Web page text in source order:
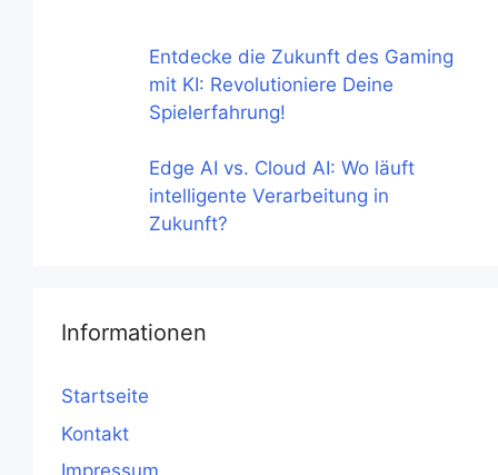
Entdecke die Zukunft des Gaming
mit KI: Revolutioniere Deine
Spielerfahrung!
Edge AI vs. Cloud AI: Wo läuft
intelligente Verarbeitung in
Zukunft?
Informationen
Startseite
Kontakt